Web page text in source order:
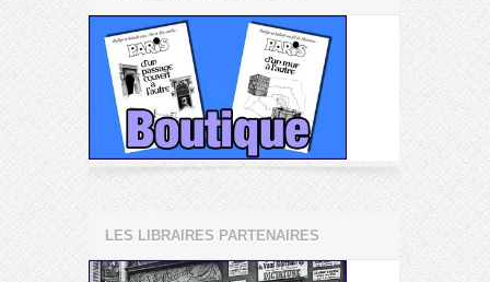
LES LIBRAIRES PARTENAIRES